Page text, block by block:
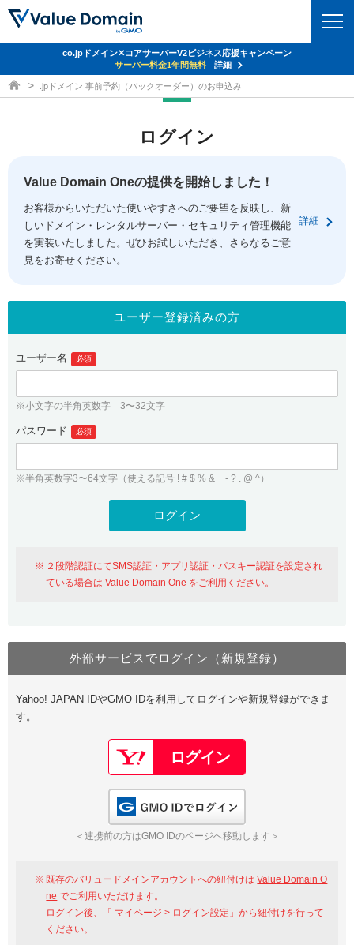
ドメイントップ
ドメイン移管
ドメイン価格一覧
ドメイン一括検索
.jpドメインオークション
gTLDオークション NEW!
.jpドメインバックオーダー
プレミアムドメイン
人気ドメインの種類
WHOIS検索
コアサーバー
バリューサーバー
XREA
セキュリティトップ
Value Domain ネットde診断
SSL証明書
サービストップ
お得意様割引
紹介制度
バリュードメインAPI
ドメイン・ホスティングOEM
facebook
ログイン
従来のバリュードメインをご利用希望の方
Value Domainにログイン
おすすめ One レンタルサーバーを含む最新の機能を使う方
Value Domain Oneにログイン
Google
GMO ID Amazon
※AmazonはValue Domain Oneのログイン画面へ遷移します
ユーザー登録
Value Domain Oneアカウント作成
以下でも登録可能
Google Yahoo!
GMO ID
co.jpドメイン✕コアサーバーV2ビジネス応援キャンペーン
サーバー料金1年間無料
詳細
ドメイン取得ならバリュードメイン
.jpドメイン 事前予約（バックオーダー）のお申込み
ログイン
Value Domain Oneの提供を開始しました！
お客様からいただいた使いやすさへのご要望を反映し、新
しいドメイン・レンタルサーバー・セキュリティ管理機能
を実装いたしました。ぜひお試しいただき、さらなるご意
見をお寄せください。
詳細
ユーザー登録済みの方
ユーザー名 必須
※小文字の半角英数字 3〜32文字
パスワード 必須
※半角英数字3〜64文字（使える記号 ! # $ % & + - ? . @ ^）
２段階認証にてSMS認証・アプリ認証・パスキー認証を設定され
ている場合はValue Domain One をご利用ください。
外部サービスでログイン（新規登録）
Yahoo! JAPAN IDやGMO IDを利用してログインや新規登録ができま
す。
＜連携前の方はGMO IDのページへ移動します＞
既存のバリュードメインアカウントへの紐付けはValue Domain O
ne でご利用いただけます。
ログイン後、「 マイページ > ログイン設定 」から紐付けを行って
ください。